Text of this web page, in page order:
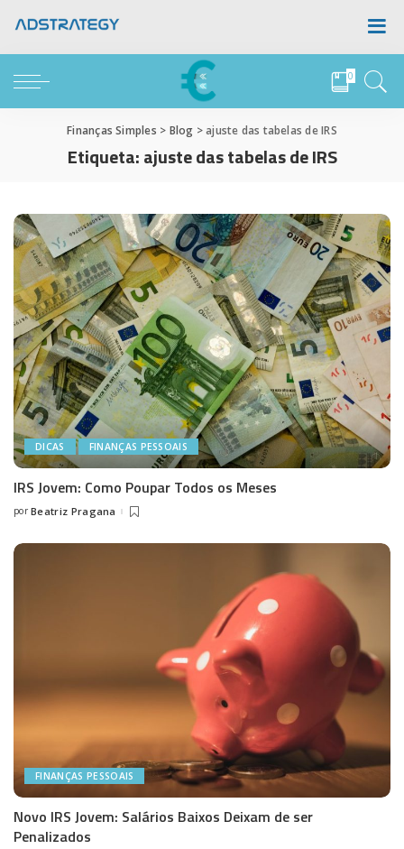
0
Finanças Simples > Blog >ajuste das tabelas de IRS
Etiqueta:ajuste das tabelas de IRS
DICAS FINANÇAS PESSOAIS
IRS Jovem: Como Poupar Todos os Meses
Posted
por Beatriz Pragana
FINANÇAS PESSOAIS
Novo IRS Jovem: Salários Baixos Deixam de ser
Penalizados